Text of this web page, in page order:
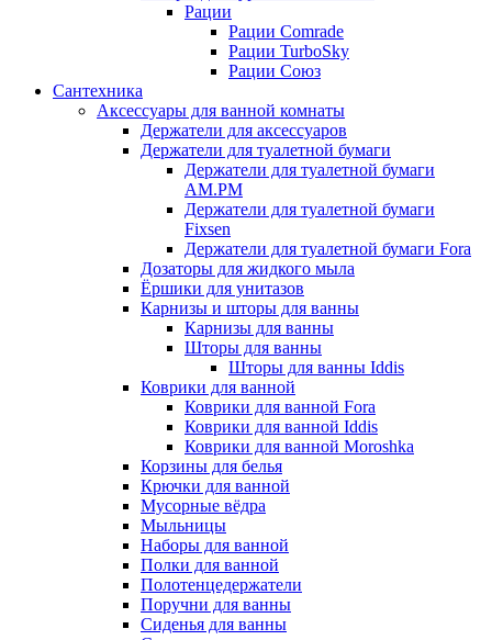
Рации
Рации Comrade
Рации TurboSky
Рации Союз
Сантехника
Аксессуары для ванной комнаты
Держатели для аксессуаров
Держатели для туалетной бумаги
Держатели для туалетной бумаги
AM.PM
Держатели для туалетной бумаги
Fixsen
Держатели для туалетной бумаги Fora
Дозаторы для жидкого мыла
Ёршики для унитазов
Карнизы и шторы для ванны
Карнизы для ванны
Шторы для ванны
Шторы для ванны Iddis
Коврики для ванной
Коврики для ванной Fora
Коврики для ванной Iddis
Коврики для ванной Moroshka
Корзины для белья
Крючки для ванной
Мусорные вёдра
Мыльницы
Наборы для ванной
Полки для ванной
Полотенцедержатели
Поручни для ванны
Сиденья для ванны